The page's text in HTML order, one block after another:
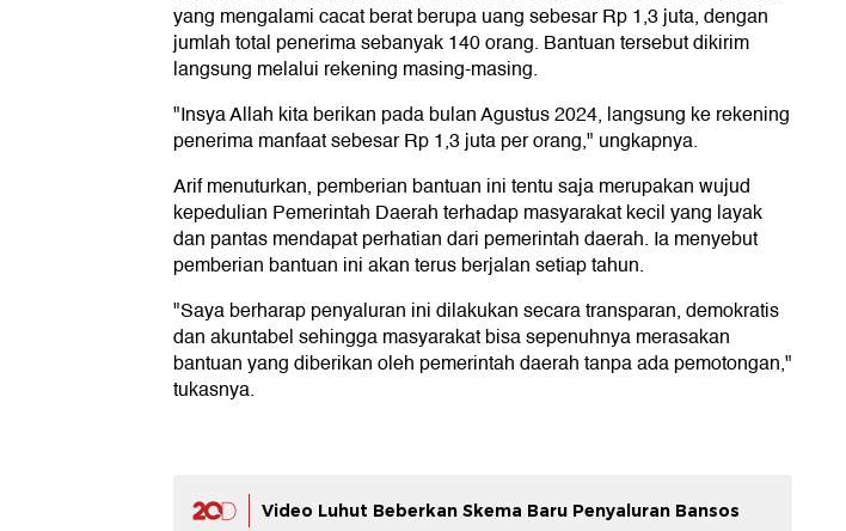
yang mengalami cacat berat berupa uang sebesar Rp 1,3 juta, dengan
jumlah total penerima sebanyak 140 orang. Bantuan tersebut dikirim
langsung melalui rekening masing-masing.
"Insya Allah kita berikan pada bulan Agustus 2024, langsung ke rekening
penerima manfaat sebesar Rp 1,3 juta per orang," ungkapnya.
Arif menuturkan, pemberian bantuan ini tentu saja merupakan wujud
kepedulian Pemerintah Daerah terhadap masyarakat kecil yang layak
dan pantas mendapat perhatian dari pemerintah daerah. Ia menyebut
pemberian bantuan ini akan terus berjalan setiap tahun.
"Saya berharap penyaluran ini dilakukan secara transparan, demokratis
dan akuntabel sehingga masyarakat bisa sepenuhnya merasakan
bantuan yang diberikan oleh pemerintah daerah tanpa ada pemotongan,"
tukasnya.
Video Luhut Beberkan Skema Baru Penyaluran Bansos